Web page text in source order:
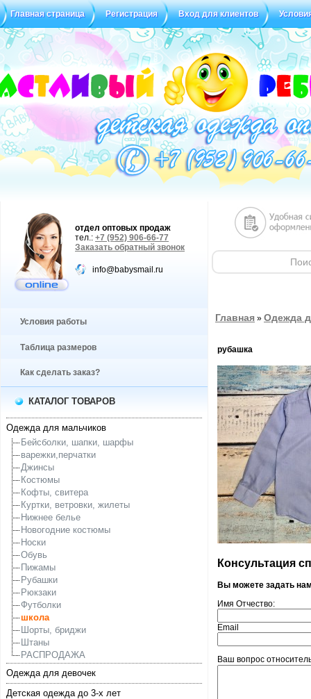
Главная страница Регистрация Вход для клиентов
Статус заказа Отзывы
отдел оптовых продаж
тел.: +7 (952) 906-66-77
Заказать обратный звонок
info@babysmail.ru
Условия работы
Таблица размеров
Как сделать заказ?
КАТАЛОГ ТОВАРОВ
Одежда для мальчиков
Бейсболки, шапки, шарфы
варежки,перчатки
Джинсы
Костюмы
Кофты, свитера
Куртки, ветровки, жилеты
Нижнее белье
Новогодние костюмы
Носки
Обувь
Пижамы
Рубашки
Рюкзаки
Футболки
школа
Шорты, бриджи
Штаны
РАСПРОДАЖА
Одежда для девочек
Детская одежда до 3-х лет
Главная » Одежда
рубашка
Консультация
Вы можете задать
Имя Отчество:
Email
Ваш вопрос